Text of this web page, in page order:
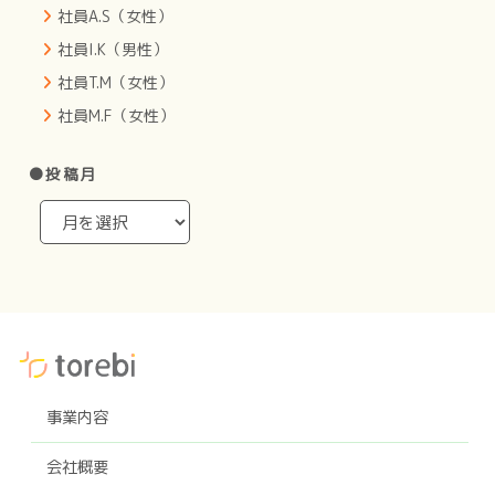
社員A.S（女性）
社員I.K（男性）
社員T.M（女性）
社員M.F（女性）
●投稿月
事業内容
会社概要